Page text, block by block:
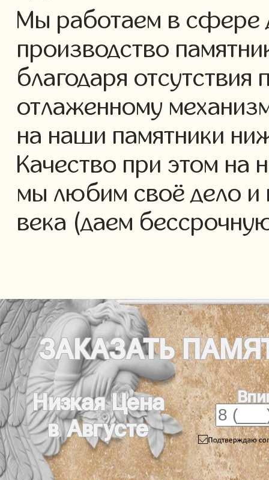
Мы работаем в сфере
производство
благодаря отсутствия
отлаженному
на наши памятники
Качество при этом на
мы любим своё дело и
века (даем
ЗАКАЗАТЬ
Низкая Цена
в Августе